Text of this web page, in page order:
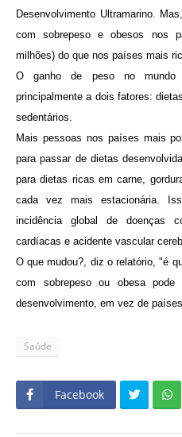
Desenvolvimento Ultramarino.
com sobrepeso e obesos nos
milhões) do que nos países mais
O ganho de peso no mundo
principalmente a dois fatores:
sedentários.
Mais pessoas nos países mais
para passar de dietas
para dietas ricas em carne,
cada vez mais estacionária.
incidência global de doenças
cardíacas e acidente vascular
O que mudou?, diz o relatório, "é
com sobrepeso ou obesa
desenvolvimento, em vez de
Saúde
Facebook